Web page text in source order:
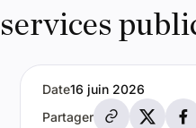
services
PartagerPartager par e-
Partager
Date16 juin 2026